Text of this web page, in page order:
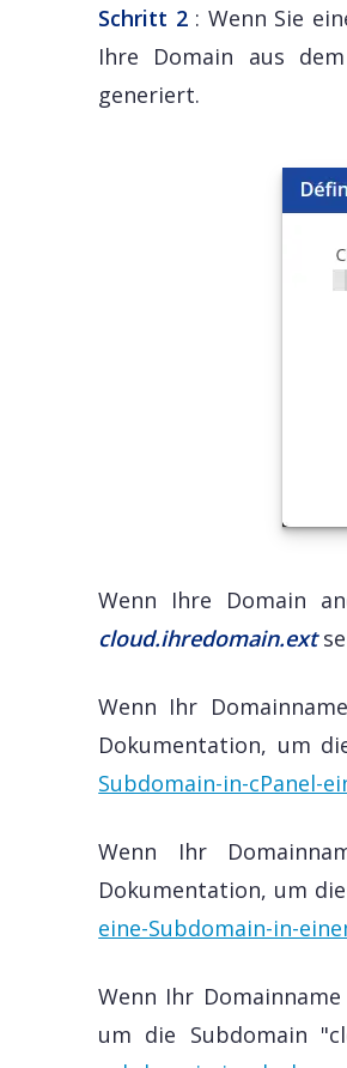
Schritt 2 : Wenn Sie
Ihre Domain aus
generiert.
Wenn Ihre Domain
cloud.ihredomain.ext
Wenn Ihr
Dokumentation, um
Subdomain-in-cPanel-
Wenn Ihr
Dokumentation, um
eine-Subdomain-in-
Wenn Ihr
um die Subdomain